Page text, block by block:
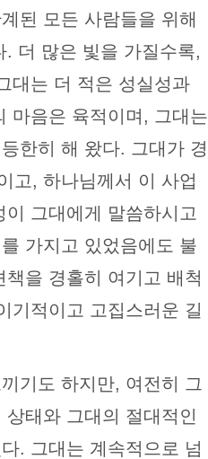
된 모든 사람들을 위해
더 많은 빛을 가질수록,
대는 더 적은 성실성과
마음은 육적이며, 그대는
한히 해 왔다. 그대가 경
고, 하나님께서 이 사업
그대에게 말씀하시고
가지고 있었음에도 불
을 경홀히 여기고 배척
기적이고 고집스러운 길
기도 하지만, 여전히 그
태와 그대의 절대적인
. 그대는 계속적으로 넘